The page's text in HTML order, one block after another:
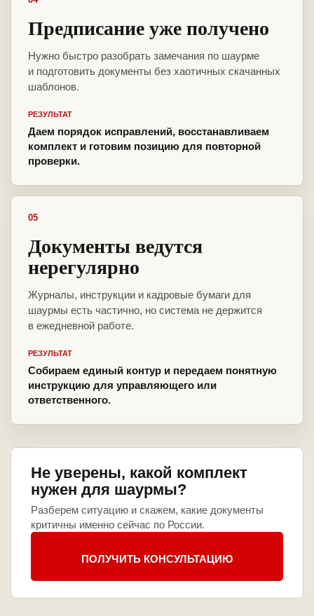
Предписание уже получено
Нужно быстро разобрать замечания по шаурме
и подготовить документы без хаотичных скачанных
шаблонов.
РЕЗУЛЬТАТ
Даем порядок исправлений, восстанавливаем
комплект и готовим позицию для повторной
проверки.
05
Документы ведутся
нерегулярно
Журналы, инструкции и кадровые бумаги для
шаурмы есть частично, но система не держится
в ежедневной работе.
РЕЗУЛЬТАТ
Собираем единый контур и передаем понятную
инструкцию для управляющего или
ответственного.
Не уверены, какой комплект
нужен для шаурмы?
Разберем ситуацию и скажем, какие документы
критичны именно сейчас по России.
ПОЛУЧИТЬ КОНСУЛЬТАЦИЮ